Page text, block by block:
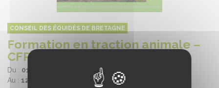
CONSEIL DES ÉQUIDÉS DE BRETAGNE
Formation en traction animale –
CFPPA de Kernilien
Du : 01/06/2026
Au : 12/06/2026